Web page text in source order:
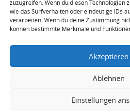
zuzugreifen. Wenn du diesen Technologien
wie das Surfverhalten oder eindeutige IDs
verarbeiten. Wenn du deine Zustimmung
können bestimmte Merkmale und
Akzeptieren
Ablehnen
Einstellungen
Datenschutzerklärung